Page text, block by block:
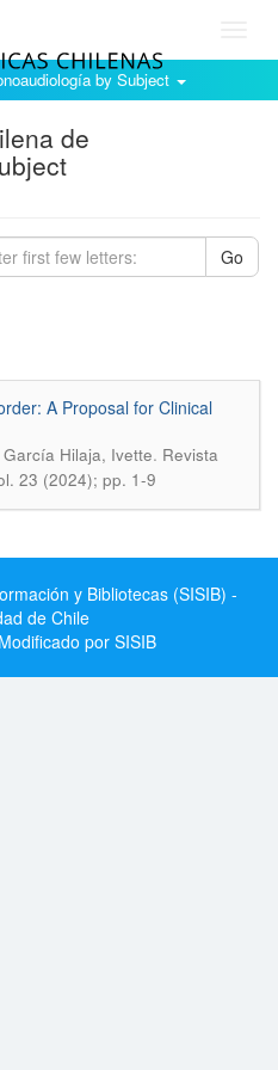
by Subject
de
Go
A Proposal for Clinical
Hilaja, Ivette. Revista
23 (2024); pp. 1-9
y Bibliotecas (SISIB) -
de Chile
por SISIB